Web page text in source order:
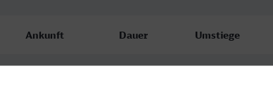
Ankunft Dauer Umstiege